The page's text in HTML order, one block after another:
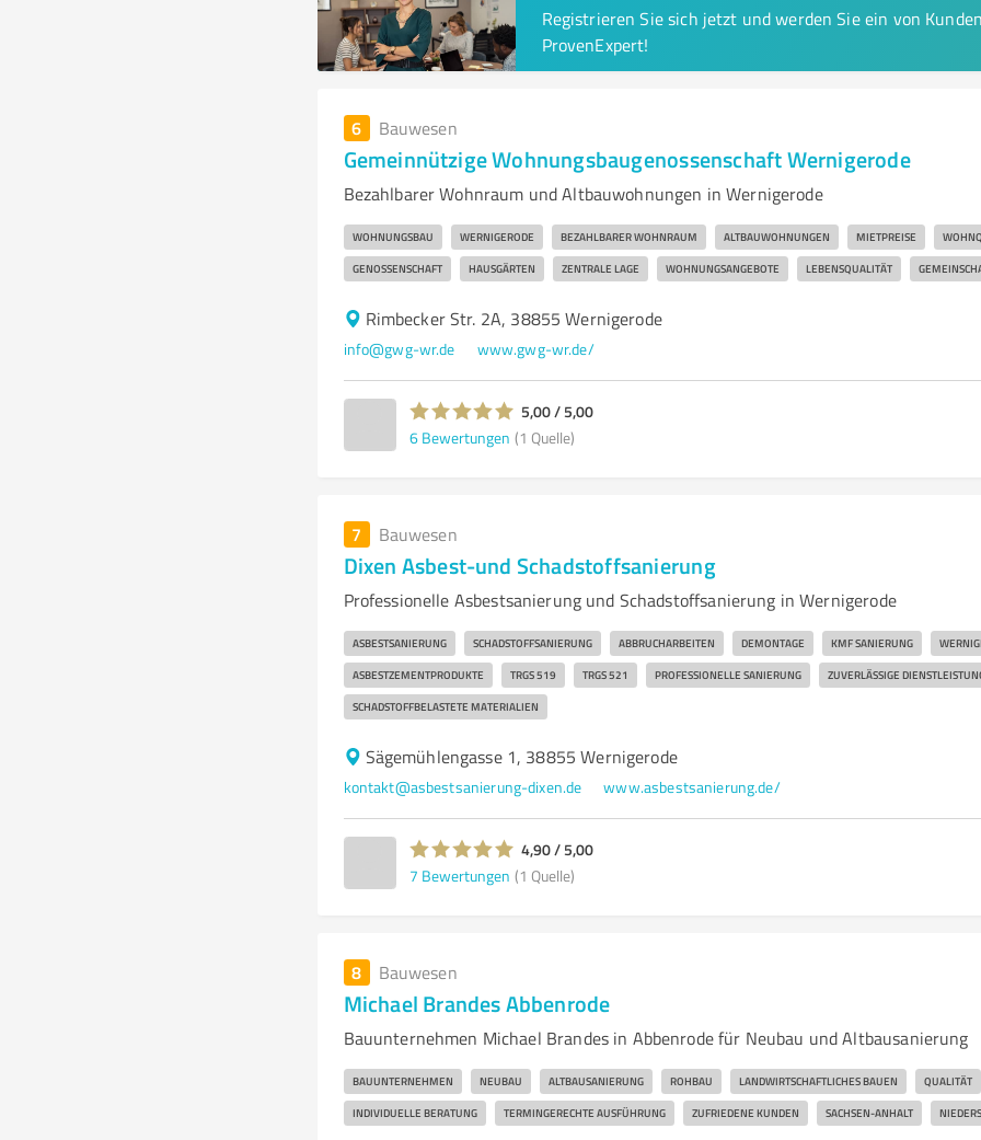
Registrieren Sie sich jetzt und werden Sie ein von
ProvenExpert!
6 Bauwesen
Gemeinnützige Wohnungsbaugenossenschaft Wernigerode
Bezahlbarer Wohnraum und Altbauwohnungen in Wernigerode
WOHNUNGSBAU WERNIGERODE BEZAHLBARER WOHNRAUM ALTBAUWOHNUNGEN MIETPREISE
GENOSSENSCHAFT HAUSGÄRTEN ZENTRALE LAGE WOHNUNGSANGEBOTE LEBENSQUALITÄT
Rimbecker Str. 2A, 38855 Wernigerode
info@gwg-wr.de www.gwg-wr.de/
5,00 / 5,00
6 Bewertungen (1 Quelle)
7 Bauwesen
Dixen Asbest-und Schadstoffsanierung
Professionelle Asbestsanierung und Schadstoffsanierung in Wernigerode
ASBESTSANIERUNG SCHADSTOFFSANIERUNG ABBRUCHARBEITEN DEMONTAGE KMF SANIERUNG
ASBESTZEMENTPRODUKTE TRGS 519 TRGS 521 PROFESSIONELLE SANIERUNG ZUVERLÄSSIGE
SCHADSTOFFBELASTETE MATERIALIEN
Sägemühlengasse 1, 38855 Wernigerode
kontakt@asbestsanierung-dixen.de www.asbestsanierung.de/
4,90 / 5,00
7 Bewertungen (1 Quelle)
8 Bauwesen
Michael Brandes Abbenrode
Bauunternehmen Michael Brandes in Abbenrode für Neubau und Altbausanierung
BAUUNTERNEHMEN NEUBAU ALTBAUSANIERUNG ROHBAU LANDWIRTSCHAFTLICHES BAUEN QUALITÄT
INDIVIDUELLE BERATUNG TERMINGERECHTE AUSFÜHRUNG ZUFRIEDENE KUNDEN SACHSEN-ANHALT